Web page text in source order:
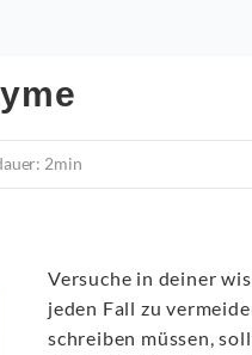
2min
Versuche in deiner
jeden Fall zu
schreiben müssen,